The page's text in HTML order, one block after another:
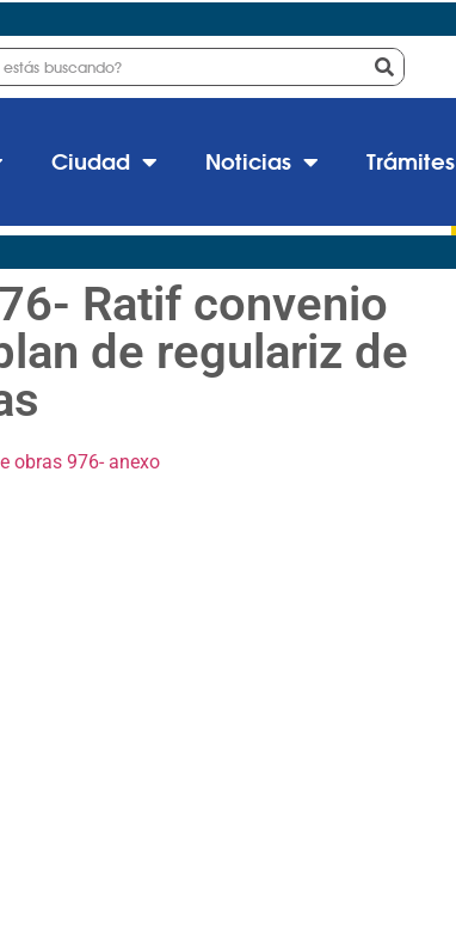
Ciudad Noticias Trámites
Ratif convenio
de regulariz de
obras 976- anexo